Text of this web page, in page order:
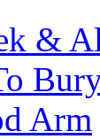
&
Arm